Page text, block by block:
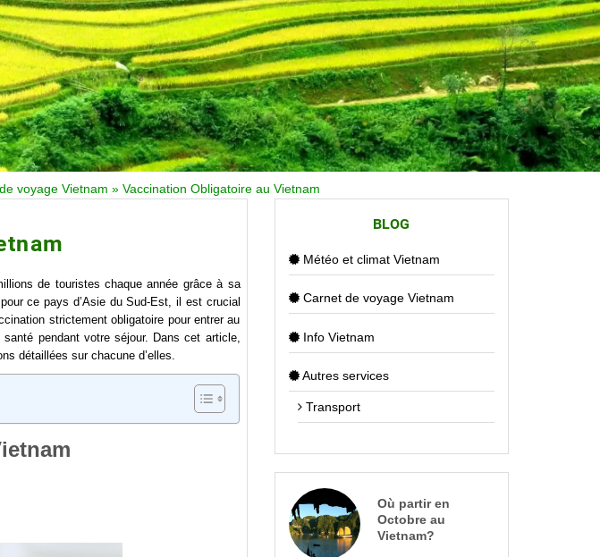
voyage Vietnam » Vaccination Obligatoire au Vietnam
de touristes chaque année grâce à sa
ce pays d’Asie du Sud-Est, il est crucial
strictement obligatoire pour entrer au
pendant votre séjour. Dans cet article,
détaillées sur chacune d’elles.
BLOG
Météo et climat Vietnam
Carnet de voyage Vietnam
Info Vietnam
Autres services
Transport
Où partir en
Octobre au
Vietnam?